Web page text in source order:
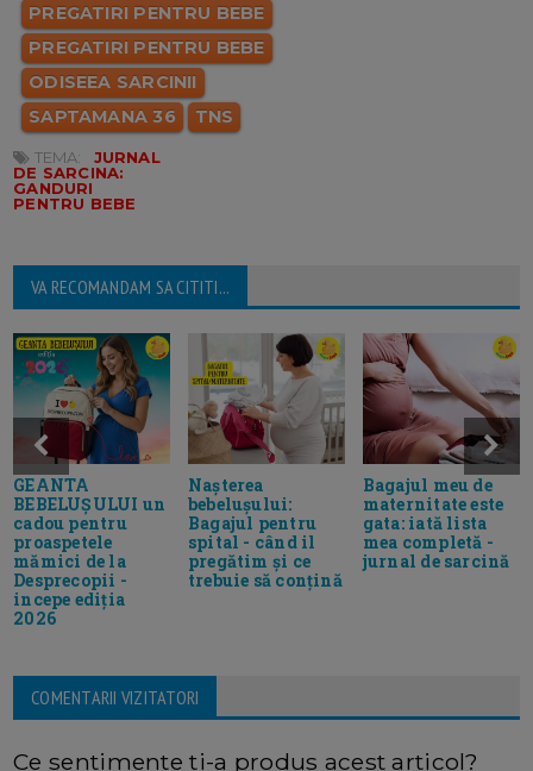
PREGATIRI PENTRU BEBE
PREGATIRI PENTRU BEBE
ODISEEA SARCINII
SAPTAMANA 36
TNS
TEMA:
JURNAL
DE SARCINA:
GANDURI
PENTRU BEBE
VA RECOMANDAM SA CITITI...
GEANTA
BEBELUȘULUI un
cadou pentru
proaspetele
mămici de la
Desprecopii -
incepe ediția
2026
Nașterea
bebelușului:
Bagajul pentru
spital - când il
pregătim și ce
trebuie să conțină
Bagajul meu de
maternitate este
gata: iată lista
mea completă -
jurnal de sarcină
COMENTARII VIZITATORI
Ce sentimente ti-a produs acest articol?